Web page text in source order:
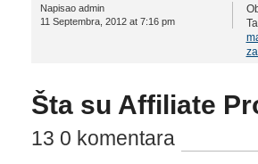
Napisao admin
11 Septembra, 2012 at 7:16 pm
Šta su Affiliate
13 0 komentara